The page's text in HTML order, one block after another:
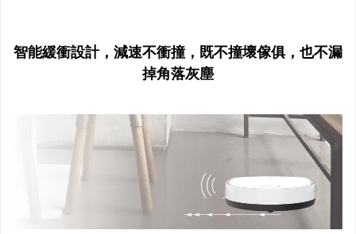
智能緩衝設計，減速不衝撞，既不撞壞傢俱，也不漏
掉角落灰塵